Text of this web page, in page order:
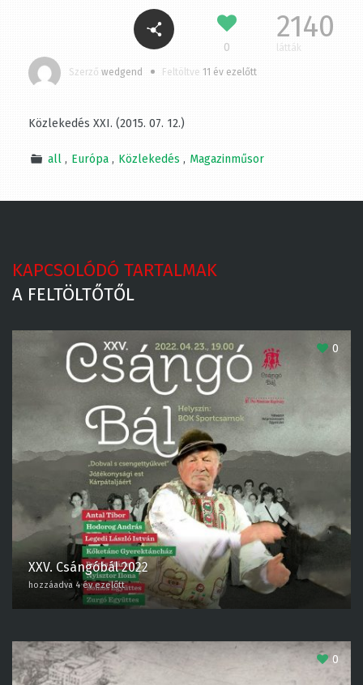
2140
látták
Szerző wedgend Feltöltve 11 év ezelőtt
Közlekedés XXI. (2015. 07. 12.)
all Európa Közlekedés Magazinműsor
KAPCSOLÓDÓ TARTALMAK
A FELTÖLTŐTŐL
0
XXV. Csángóbál 2022
hozzáadva 4 év ezelőtt
0